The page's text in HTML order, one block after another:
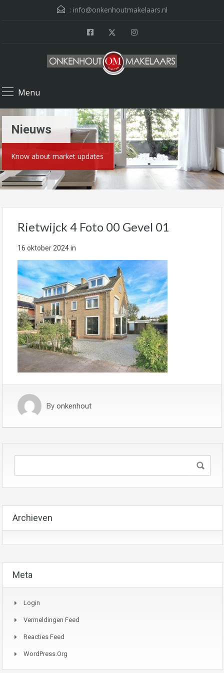
: info@onkenhoutmakelaars.nl
Menu
Nieuws
Know about market updates
Rietwijck 4 Foto 00 Gevel 01
16 oktober 2024in
By onkenhout
Archieven
Meta
Login
Vermeldingen Feed
Reacties Feed
WordPress.org